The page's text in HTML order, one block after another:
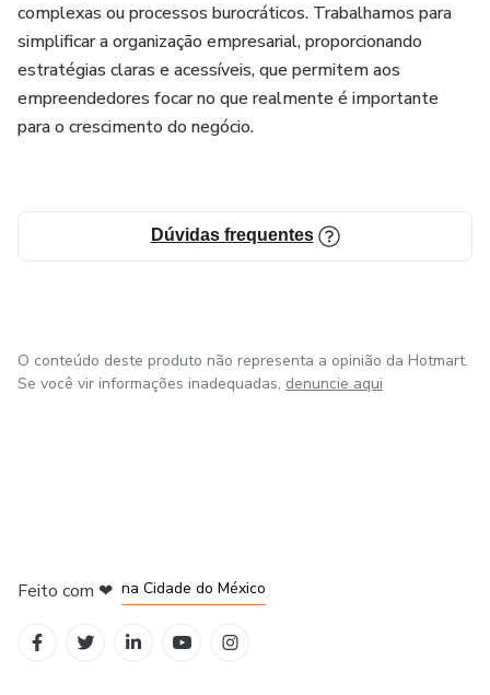
complexas ou processos burocráticos. Trabalhamos para
simplificar a organização empresarial, proporcionando
estratégias claras e acessíveis, que permitem aos
empreendedores focar no que realmente é importante
para o crescimento do negócio.
Dúvidas frequentes
O conteúdo deste produto não representa a opinião da Hotmart.
Se você vir informações inadequadas, denuncie aqui
Feito com ❤ na Cidade do México